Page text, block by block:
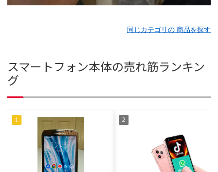
同じカテゴリの 商品を探す
スマートフォン本体の売れ筋ランキン
グ